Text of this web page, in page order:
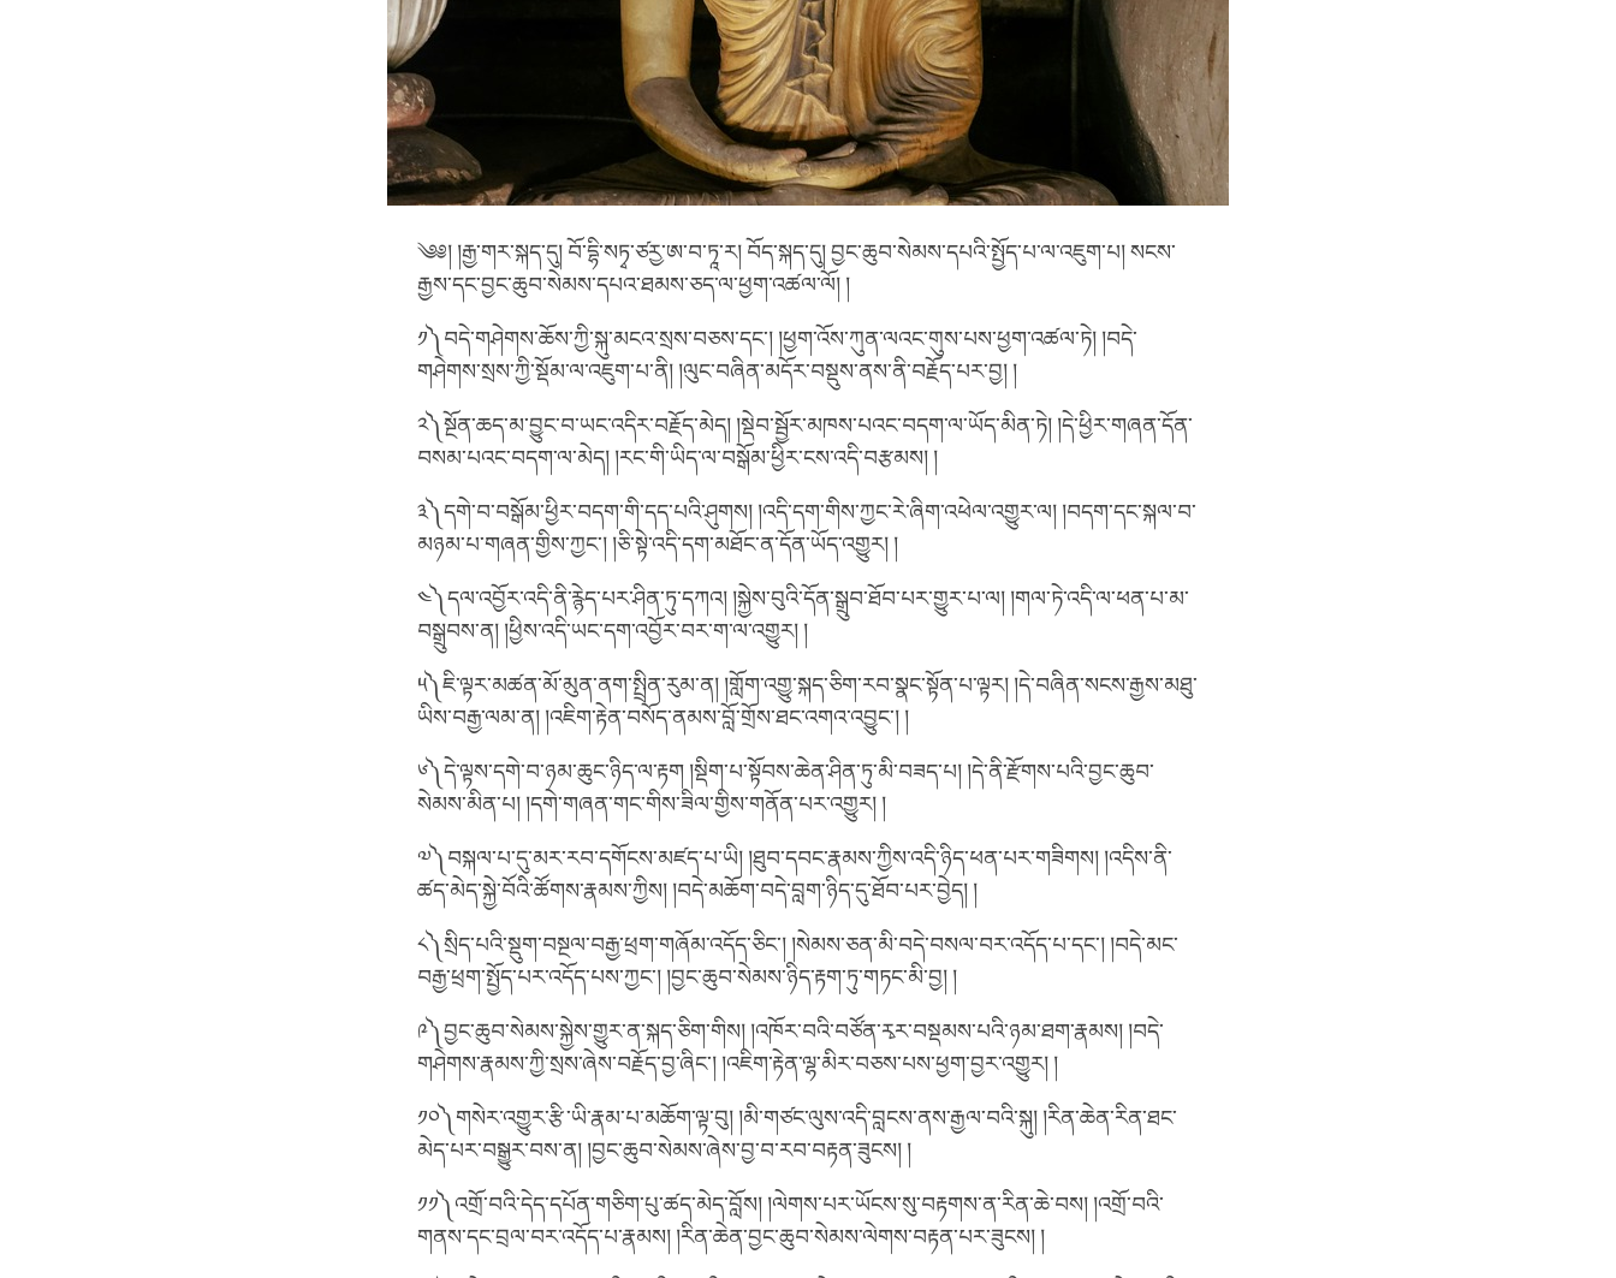
༄༅། །རྒྱ་གར་སྐད་དུ། བོ་དྷི་སཏྭ་ཙརྱ་ཨ་བ་ཏཱ་ར། བོད་སྐད་དུ། བྱང་ཆུབ་སེམས་དཔའི་སྤྱོད་པ་ལ་འཇུག་པ། སངས་
རྒྱས་དང་བྱང་ཆུབ་སེམས་དཔའ་ཐམས་ཅད་ལ་ཕྱག་འཚལ་ལོ། །
༡༽བདེ་གཤེགས་ཆོས་ཀྱི་སྐུ་མངའ་སྲས་བཅས་དང་། །ཕྱག་འོས་ཀུན་ལའང་གུས་པས་ཕྱག་འཚལ་ཏེ། །བདེ་
གཤེགས་སྲས་ཀྱི་སྡོམ་ལ་འཇུག་པ་ནི། །ལུང་བཞིན་མདོར་བསྡུས་ནས་ནི་བརྗོད་པར་བྱ། །
༢༽སྔོན་ཆད་མ་བྱུང་བ་ཡང་འདིར་བརྗོད་མེད། །སྡེབ་སྦྱོར་མཁས་པའང་བདག་ལ་ཡོད་མིན་ཏེ། །དེ་ཕྱིར་གཞན་དོན་
བསམ་པའང་བདག་ལ་མེད། །རང་གི་ཡིད་ལ་བསྒོམ་ཕྱིར་ངས་འདི་བརྩམས། །
༣༽དགེ་བ་བསྒོམ་ཕྱིར་བདག་གི་དད་པའི་ཤུགས། །འདི་དག་གིས་ཀྱང་རེ་ཞིག་འཕེལ་འགྱུར་ལ། །བདག་དང་སྐལ་བ་
མཉམ་པ་གཞན་གྱིས་ཀྱང་། །ཅི་སྟེ་འདི་དག་མཐོང་ན་དོན་ཡོད་འགྱུར། །
༤༽དལ་འབྱོར་འདི་ནི་རྙེད་པར་ཤིན་ཏུ་དཀའ། །སྐྱེས་བུའི་དོན་སྒྲུབ་ཐོབ་པར་གྱུར་པ་ལ། །གལ་ཏེ་འདི་ལ་ཕན་པ་མ་
བསྒྲུབས་ན། །ཕྱིས་འདི་ཡང་དག་འབྱོར་བར་ག་ལ་འགྱུར། །
༥༽ཇི་ལྟར་མཚན་མོ་མུན་ནག་སྤྲིན་རུམ་ན། །གློག་འགྱུ་སྐད་ཅིག་རབ་སྣང་སྟོན་པ་ལྟར། །དེ་བཞིན་སངས་རྒྱས་མཐུ་
ཡིས་བརྒྱ་ལམ་ན། །འཇིག་རྟེན་བསོད་ནམས་བློ་གྲོས་ཐང་འགའ་འབྱུང་། །
༦༽དེ་ལྟས་དགེ་བ་ཉམ་ཆུང་ཉིད་ལ་རྟག །སྡིག་པ་སྟོབས་ཆེན་ཤིན་ཏུ་མི་བཟད་པ། །དེ་ནི་རྫོགས་པའི་བྱང་ཆུབ་
སེམས་མིན་པ། །དགེ་གཞན་གང་གིས་ཟིལ་གྱིས་གནོན་པར་འགྱུར། །
༧༽བསྐལ་པ་དུ་མར་རབ་དགོངས་མཛད་པ་ཡི། །ཐུབ་དབང་རྣམས་ཀྱིས་འདི་ཉིད་ཕན་པར་གཟིགས། །འདིས་ནི་
ཚད་མེད་སྐྱེ་བོའི་ཚོགས་རྣམས་ཀྱིས། །བདེ་མཆོག་བདེ་བླག་ཉིད་དུ་ཐོབ་པར་བྱེད། །
༨༽སྲིད་པའི་སྡུག་བསྔལ་བརྒྱ་ཕྲག་གཞོམ་འདོད་ཅིང་། །སེམས་ཅན་མི་བདེ་བསལ་བར་འདོད་པ་དང་། །བདེ་མང་
བརྒྱ་ཕྲག་སྤྱོད་པར་འདོད་པས་ཀྱང་། །བྱང་ཆུབ་སེམས་ཉིད་རྟག་ཏུ་གཏང་མི་བྱ། །
༩༽བྱང་ཆུབ་སེམས་སྐྱེས་གྱུར་ན་སྐད་ཅིག་གིས། །འཁོར་བའི་བཙོན་རྭར་བསྡམས་པའི་ཉམ་ཐག་རྣམས། །བདེ་
གཤེགས་རྣམས་ཀྱི་སྲས་ཞེས་བརྗོད་བྱ་ཞིང་། །འཇིག་རྟེན་ལྷ་མིར་བཅས་པས་ཕྱག་བྱར་འགྱུར། །
༡༠༽གསེར་འགྱུར་རྩི་ཡི་རྣམ་པ་མཆོག་ལྟ་བུ། །མི་གཙང་ལུས་འདི་བླངས་ནས་རྒྱལ་བའི་སྐུ། །རིན་ཆེན་རིན་ཐང་
མེད་པར་བསྒྱུར་བས་ན། །བྱང་ཆུབ་སེམས་ཞེས་བྱ་བ་རབ་བརྟན་ཟུངས། །
༡༡༽འགྲོ་བའི་དེད་དཔོན་གཅིག་པུ་ཚད་མེད་བློས། །ལེགས་པར་ཡོངས་སུ་བརྟགས་ན་རིན་ཆེ་བས། །འགྲོ་བའི་
གནས་དང་བྲལ་བར་འདོད་པ་རྣམས། །རིན་ཆེན་བྱང་ཆུབ་སེམས་ལེགས་བརྟན་པར་ཟུངས། །